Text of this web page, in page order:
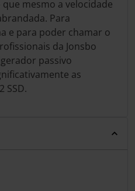
mesmo a velocidade
Para
e para poder chamar o
da Jonsbo
passivo
as
SSD.